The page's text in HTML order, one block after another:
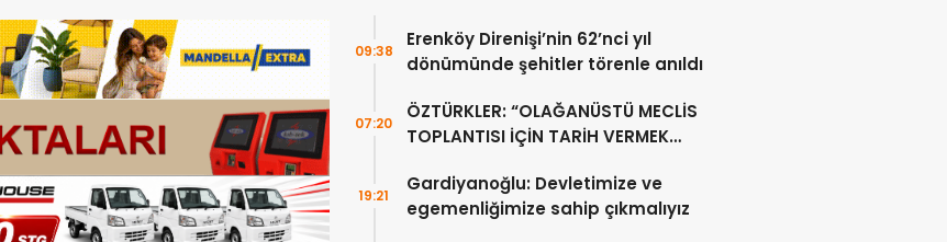
Erenköy Direnişi’nin 62’nci yıl
dönümünde şehitler törenle anıldı
09:38
ÖZTÜRKLER: “OLAĞANÜSTÜ MECLİS
TOPLANTISI İÇİN TARİH VERMEK
07:20
Gardiyanoğlu: Devletimize ve
egemenliğimize sahip çıkmalıyız
19:21